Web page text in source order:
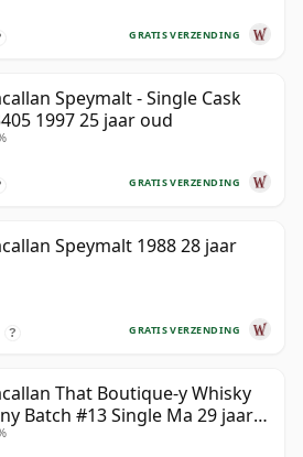
GRATIS VERZENDING
Speymalt - Single Cask
1997 25 jaar oud
GRATIS VERZENDING
Speymalt 1988 28 jaar
GRATIS VERZENDING
?
That Boutique-y Whisky
Batch #13 Single Ma 29 jaar